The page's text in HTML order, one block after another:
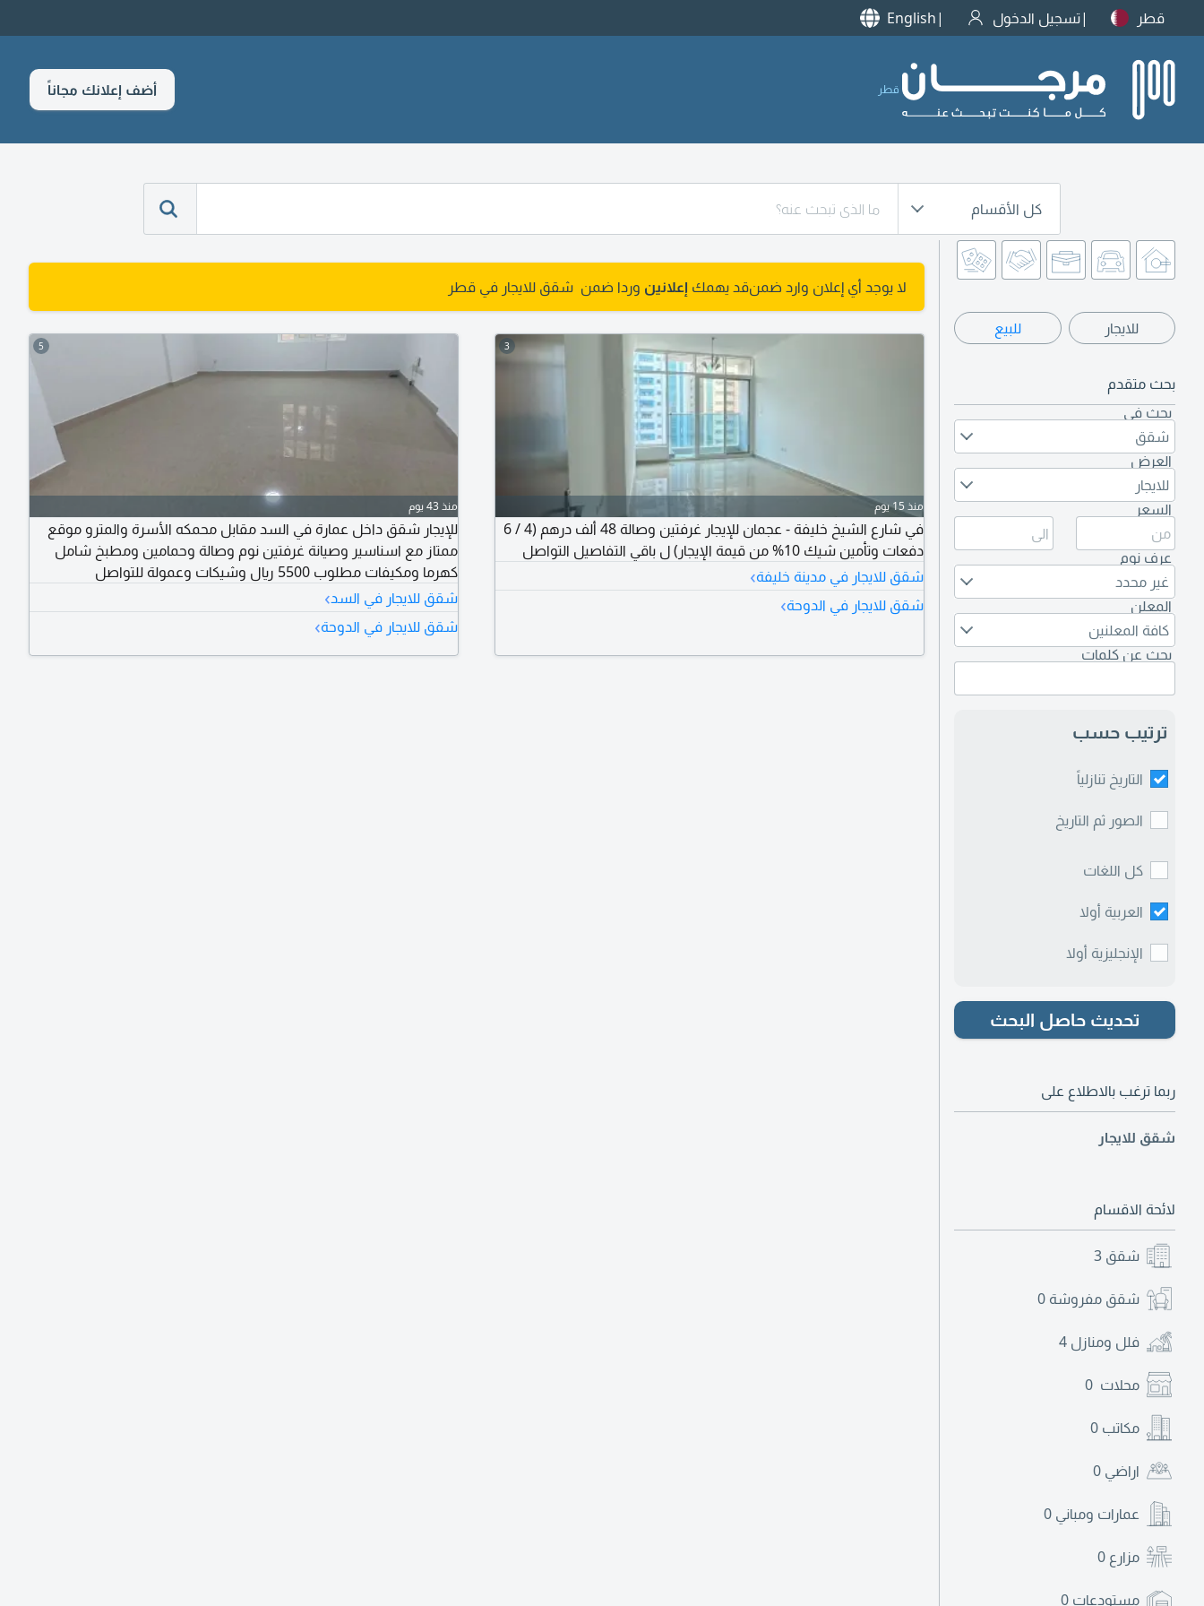
قطر تسجيل الدخول English
قطر أضف إعلانك مجاناً
كل الأقسام
للايجار للبيع
بحث متقدم
بحث في
شقق
العرض
للايجار
السعر
عرف نوم
غير محدد
المعلن
كافة المعلنين
بحث عن كلمات
ترتيب حسب
التاريخ تنازلياً
الصور ثم التاريخ
كل اللغات
العربية أولا
الإنجليزية أولا
تحديث حاصل البحث
ربما ترغب بالاطلاع على
شقق للايجار
لائحة الاقسام
شقق 3
شقق مفروشة 0
فلل ومنازل 4
محلات 0
مكاتب 0
اراضي 0
عمارات ومباني 0
مزارع 0
مستودعات 0
لا يوجد أي إعلان وارد ضمنقد يهمك إعلانين وردا ضمن شقق للايجار في قطر
3
منذ 15 يوم
في شارع الشيخ خليفة - عجمان للإيجار غرفتين وصالة 48 ألف درهم (4 / 6
دفعات وتأمين شيك 10% من قيمة الإيجار) ل باقي التفاصيل التواصل
شقق للايجار في مدينة خليفة›
شقق للايجار في الدوحة›
5
منذ 43 يوم
للإيجار شقق داخل عمارة في السد مقابل محمكه الأسرة والمترو موقع
ممتاز مع اسناسير وصيانة غرفتين نوم وصالة وحمامين ومطبخ شامل
كهرما ومكيفات مطلوب 5500 ريال وشيكات وعمولة للتواصل
شقق للايجار في السد›
شقق للايجار في الدوحة›